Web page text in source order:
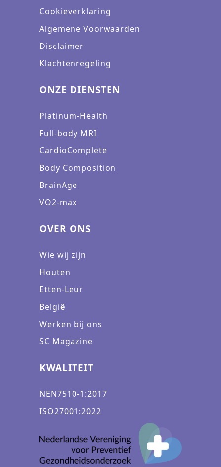
Cookieverklaring
Algemene Voorwaarden
Disclaimer
Klachtenregeling
ONZE DIENSTEN
Platinum-Health
Full-body MRI
CardioComplete
Body Composition
BrainAge
VO2-max
OVER ONS
Wie wij zijn
Houten
Etten-Leur
België
Werken bij ons
SC Magazine
KWALITEIT
NEN7510-1:2017
ISO27001:2022